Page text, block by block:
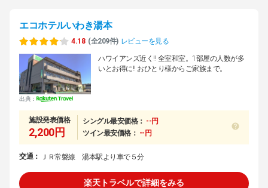
エコホテルいわき湯本
4.18 (全209件) レビューを見る
出典：
ハワイアンズ近く!! 全室和室。1部屋の人数が多
いとお得に!! おひとり様からご家族まで。
施設発表価格
2,200円
シングル最安価格： --円
ツイン最安価格： --円
交通： ＪＲ常磐線 湯本駅より車で５分
楽天トラベルで詳細をみる